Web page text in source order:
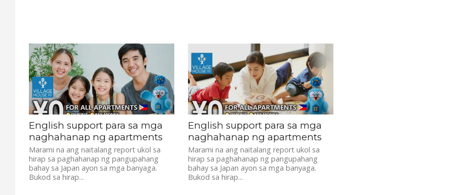
English support para sa mga
naghahanap ng apartments
Marami na ang naitalang report ukol sa
hirap sa paghahanap ng pangupahang
bahay sa Japan ayon sa mga banyaga.
Bukod sa hirap...
English support para sa mga
naghahanap ng apartments
Marami na ang naitalang report ukol sa
hirap sa paghahanap ng pangupahang
bahay sa Japan ayon sa mga banyaga.
Bukod sa hirap...